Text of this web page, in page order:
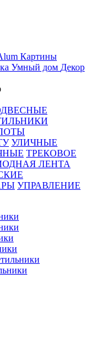
Картины
Умный дом Декор
УЛИЧНЫЕ
ТРЕКОВОЕ
ЛЕНТА
УПРАВЛЕНИЕ